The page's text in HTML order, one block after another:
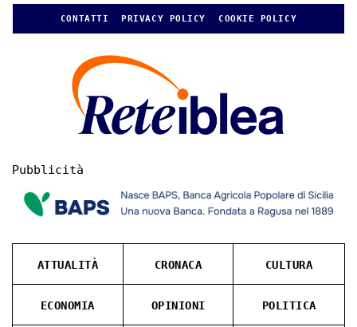
CONTATTI PRIVACY POLICY COOKIE POLICY
Pubblicità
ATTUALITÀ CRONACA CULTURA
ECONOMIA OPINIONI POLITICA